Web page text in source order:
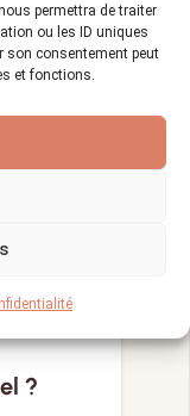
permettra de traiter
ou les ID uniques
son consentement peut
et fonctions.
?